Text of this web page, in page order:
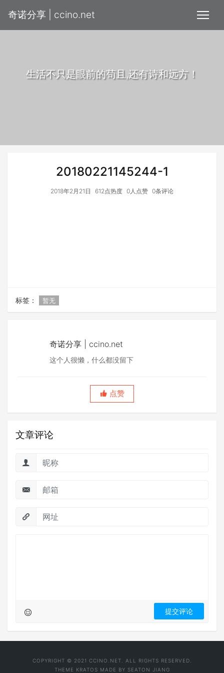
奇诺分享 | ccino.net
生活不只是眼前的苟且,还有诗和远方！
20180221145244-1
2018年2月21日 612点热度 0人点赞 0条评论
标签： 暂无
奇诺分享 | ccino.net
这个人很懒，什么都没留下
点赞
文章评论
COPYRIGHT © 2021 CCINO.NET. ALL RIGHTS RESERVED.
THEME KRATOS MADE BY SEATON JIANG